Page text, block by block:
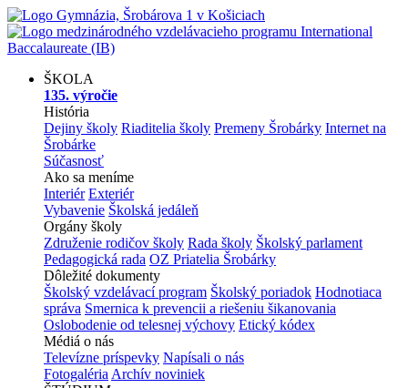
ŠKOLA
135. výročie
História
Dejiny školy Riaditelia školy Premeny Šrobárky Internet na
Šrobárke
Súčasnosť
Ako sa meníme
Interiér Exteriér
Vybavenie Školská jedáleň
Orgány školy
Združenie rodičov školy Rada školy Školský parlament
Pedagogická rada OZ Priatelia Šrobárky
Dôležité dokumenty
Školský vzdelávací program Školský poriadok Hodnotiaca
správa Smernica k prevencii a riešeniu šikanovania
Oslobodenie od telesnej výchovy Etický kódex
Médiá o nás
Televízne príspevky Napísali o nás
Fotogaléria Archív noviniek